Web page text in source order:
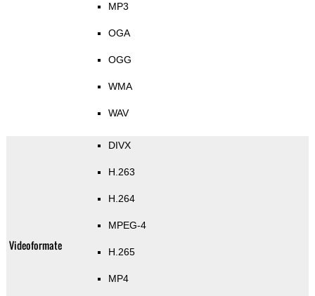
MP3
OGA
OGG
WMA
WAV
Videoformate
DIVX
H.263
H.264
MPEG-4
H.265
MP4